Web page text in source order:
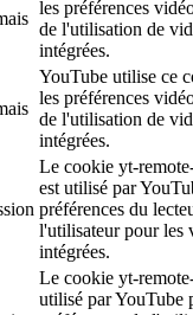
les préférences
de l'utilisation de
intégrées.
YouTube utilise ce
les préférences
de l'utilisation de
intégrées.
Le cookie yt-
est utilisé par
préférences du
l'utilisateur pour les
intégrées.
Le cookie yt-
utilisé par YouTube